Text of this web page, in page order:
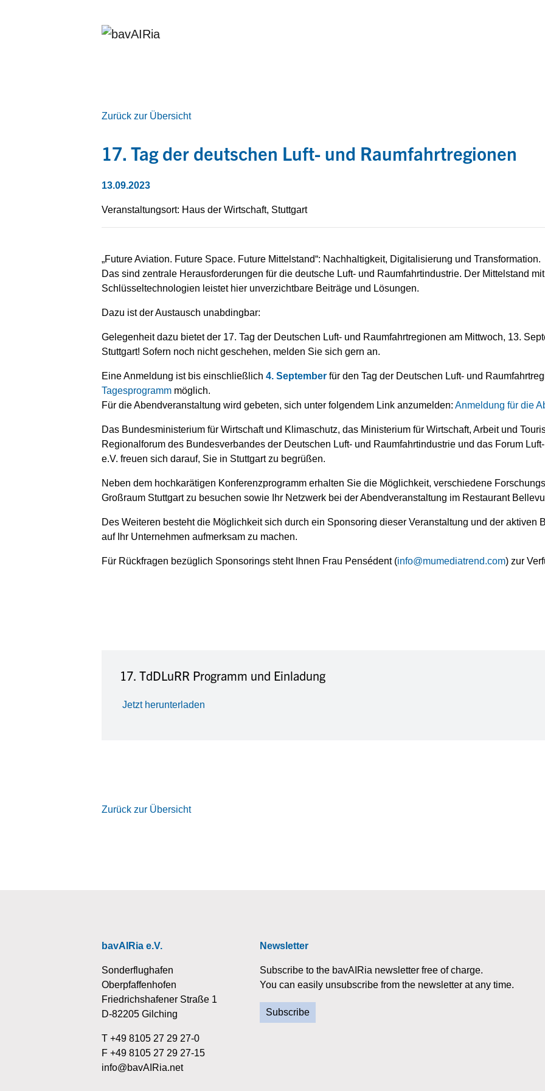
Zurück zur Übersicht
17. Tag der deutschen Luft- und Raumfahrtregionen
13.09.2023
Veranstaltungsort: Haus der Wirtschaft, Stuttgart
„Future Aviation. Future Space. Future Mittelstand“: Nachhaltigkeit, Digitalisierung und Transformation.
Das sind zentrale Herausforderungen für die deutsche Luft- und Raumfahrtindustrie. Der Mittelstand
Schlüsseltechnologien leistet hier unverzichtbare Beiträge und Lösungen.
Dazu ist der Austausch unabdingbar:
Gelegenheit dazu bietet der 17. Tag der Deutschen Luft- und Raumfahrtregionen am Mittwoch, 13.
Stuttgart! Sofern noch nicht geschehen, melden Sie sich gern an.
Eine Anmeldung ist bis einschließlich 4. September für den Tag der Deutschen Luft- und
Tagesprogramm möglich.
Für die Abendveranstaltung wird gebeten, sich unter folgendem Link anzumelden: Anmeldung für die
Das Bundesministerium für Wirtschaft und Klimaschutz, das Ministerium für Wirtschaft, Arbeit und
Regionalforum des Bundesverbandes der Deutschen Luft- und Raumfahrtindustrie und das Forum
e.V. freuen sich darauf, Sie in Stuttgart zu begrüßen.
Neben dem hochkarätigen Konferenzprogramm erhalten Sie die Möglichkeit, verschiedene
Großraum Stuttgart zu besuchen sowie Ihr Netzwerk bei der Abendveranstaltung im Restaurant
Des Weiteren besteht die Möglichkeit sich durch ein Sponsoring dieser Veranstaltung und der aktiven
auf Ihr Unternehmen aufmerksam zu machen.
Für Rückfragen bezüglich Sponsorings steht Ihnen Frau Pensédent (info@mumediatrend.com) zur
17. TdDLuRR Programm und Einladung
Jetzt herunterladen
Zurück zur Übersicht
bavAIRia e.V.
Sonderflughafen
Oberpfaffenhofen
Friedrichshafener Straße 1
D-82205 Gilching
T +49 8105 27 29 27-0
F +49 8105 27 29 27-15
info@bavAIRia.net
Newsletter
Subscribe to the bavAIRia newsletter free of charge.
You can easily unsubscribe from the newsletter at any time.
Subscribe